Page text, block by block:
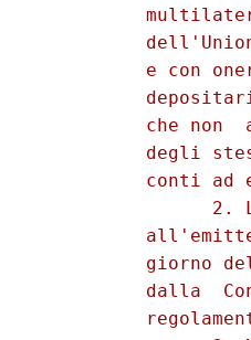
e con
che non
degli
conti ad
2.
giorno
dalla